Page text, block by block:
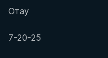
Отау
7-20-25